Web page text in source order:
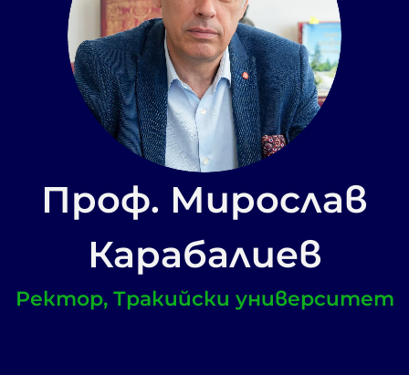
Проф. Мирослав
Карабалиев
Ректор, Тракийски университет